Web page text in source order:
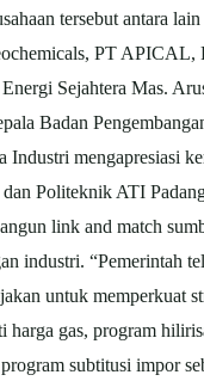
tersebut antara
PT APICAL,
Sejahtera Mas.
Badan
Industri mengapresiasi
Politeknik ATI
link and match
industri. “Pemerintah
untuk memperkuat
harga gas, program
subtitusi impor